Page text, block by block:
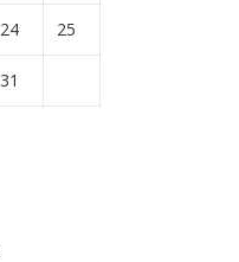
24 25
31